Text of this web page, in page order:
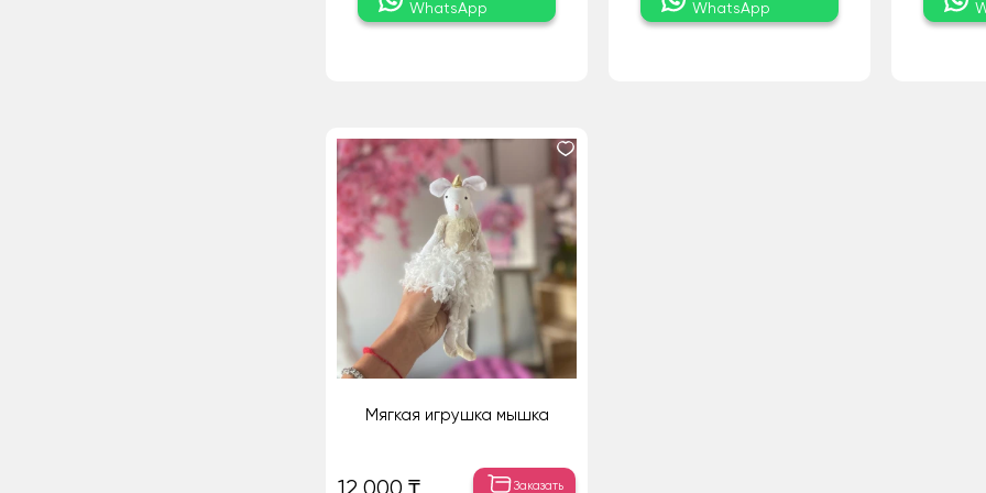
WhatsApp
WhatsApp
Мягкая игрушка мышка
Заказать